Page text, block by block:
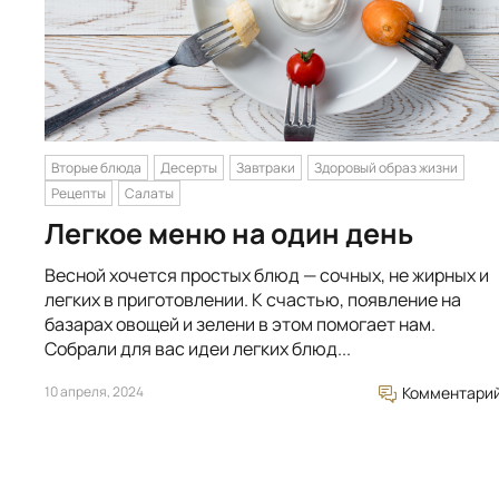
Вторые блюда Десерты Завтраки
Здоровый образ жизни
Рецепты
Салаты
Легкое меню на один день
Весной хочется простых блюд — сочных, не жирных и
легких в приготовлении. К счастью, появление на
базарах овощей и зелени в этом помогает нам.
Собрали для вас идеи легких блюд...
10 апреля, 2024